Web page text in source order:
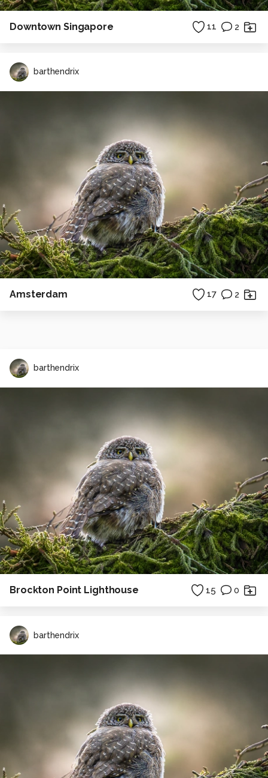
Downtown Singapore 11 2
barthendrix
Amsterdam 17 2
barthendrix
Brockton Point Lighthouse 15 0
barthendrix